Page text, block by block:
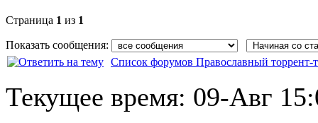
Страница 1 из 1
Показать сообщения:
Список форумов Православный торрент-
Текущее время: 09-Авг